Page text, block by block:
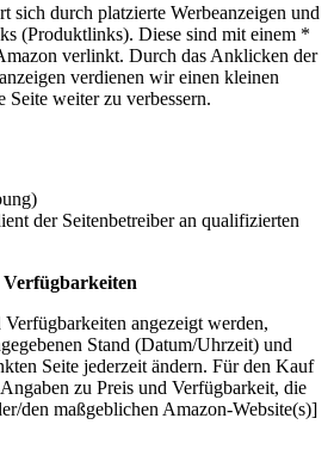
sich durch platzierte Werbeanzeigen und
(Produktlinks). Diese sind mit einem *
verlinkt. Durch das Anklicken der
verdienen wir einen kleinen
Seite weiter zu verbessern.
der Seitenbetreiber an qualifizierten
Verfügbarkeiten
angezeigt werden,
Stand (Datum/Uhrzeit) und
Seite jederzeit ändern. Für den Kauf
zu Preis und Verfügbarkeit, die
den maßgeblichen Amazon-Website(s)]